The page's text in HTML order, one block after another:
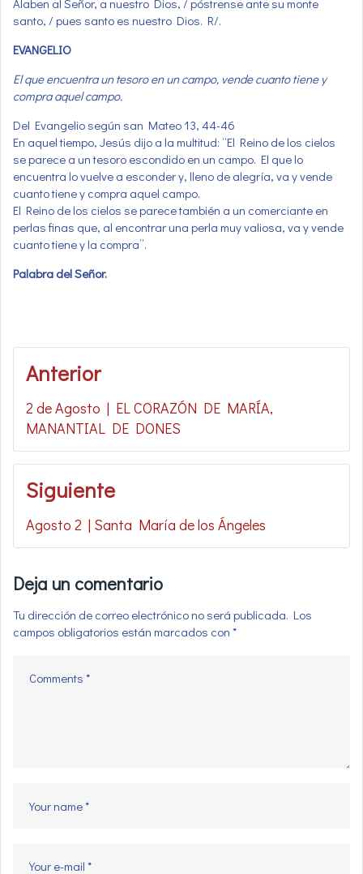
Alaben al Señor, a nuestro Dios, / póstrense ante su monte
santo, / pues santo es nuestro Dios. R/.
EVANGELIO
El que encuentra un tesoro en un campo, vende cuanto tiene y
compra aquel campo.
Del Evangelio según san Mateo 13, 44-46
En aquel tiempo, Jesús dijo a la multitud: “El Reino de los cielos
se parece a un tesoro escondido en un campo. El que lo
encuentra lo vuelve a esconder y, lleno de alegría, va y vende
cuanto tiene y compra aquel campo.
El Reino de los cielos se parece también a un comerciante en
perlas finas que, al encontrar una perla muy valiosa, va y vende
cuanto tiene y la compra”.
Palabra del Señor.
Navegación
de
entradas
Anterior
2 de Agosto | EL CORAZÓN DE MARÍA,
MANANTIAL DE DONES
Siguiente
Agosto 2 | Santa María de los Ángeles
Deja un comentario
Tu dirección de correo electrónico no será publicada. Los
campos obligatorios están marcados con *